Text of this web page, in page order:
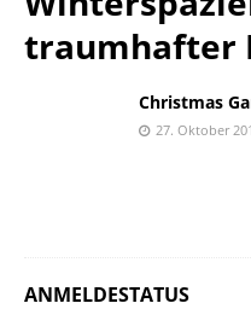
traumhafter
Christmas
27. Oktober
ANMELDESTATUS